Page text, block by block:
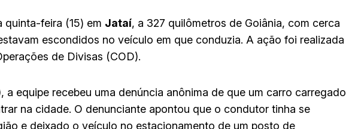
quinta-feira (15) em Jataí, a 327 quilômetros de Goiânia, com cerca
escondidos no veículo em que conduzia. A ação foi realizada
de Divisas (COD).
equipe recebeu uma denúncia anônima de que um carro carregado
na cidade. O denunciante apontou que o condutor tinha se
e deixado o veículo no estacionamento de um posto de